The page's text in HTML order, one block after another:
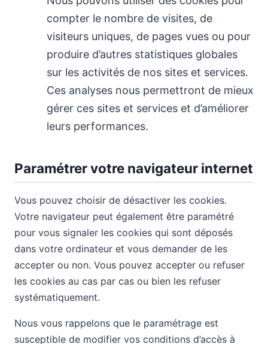
compter le nombre de visites, de
visiteurs uniques, de pages vues ou pour
produire d’autres statistiques globales
sur les activités de nos sites et services.
Ces analyses nous permettront de mieux
gérer ces sites et services et d’améliorer
leurs performances.
Paramétrer votre navigateur internet
Vous pouvez choisir de désactiver les cookies.
Votre navigateur peut également être paramétré
pour vous signaler les cookies qui sont déposés
dans votre ordinateur et vous demander de les
accepter ou non. Vous pouvez accepter ou refuser
les cookies au cas par cas ou bien les refuser
systématiquement.
Nous vous rappelons que le paramétrage est
susceptible de modifier vos conditions d’accès à